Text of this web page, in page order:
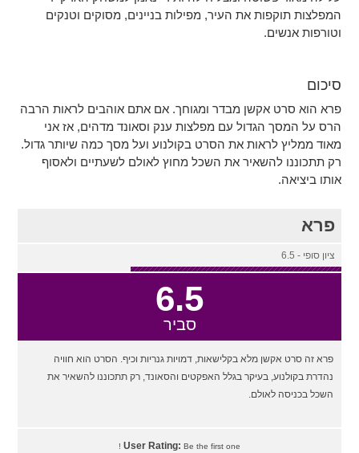
המפלצות תוקפות את העיר, מפילות בניינים, מסוקים וטנקים
וטורפות אנשים.
סיכום
פרא הוא סרט אקשן מבדר ומגוחך. אם אתם אוהבים לראות הרבה
הרס על המסך הגדול עם מפלצות ענק וסאונד מדהים, אז אני
מאוד ממליץ לראות את הסרט בקולנוע ועל מסך כמה שיותר גדול.
רק תתכוננו להשאיר את השכל מחוץ לאולם לשעתיים ולאסוף
אותו ביציאה.
פרא
ציון סופי - 6.5
6.5
סביר
פרא זה סרט אקשן מלא בקלישאות, דמויות גנריות וכיף. הסרט הוא חוויה
נהדרת בקולנוע, בעיקר בגלל האפקטים והסאונד, רק תתכוננו להשאיר את
השכל בכניסה לאולם.
User Rating:Be the first one !